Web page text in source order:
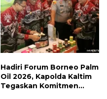
Hadiri Forum Borneo Palm
Oil 2026, Kapolda Kaltim
Tegaskan Komitmen